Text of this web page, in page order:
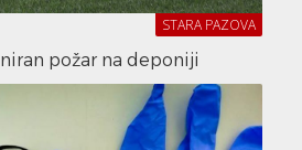
STARA PAZOVA
požar na deponiji